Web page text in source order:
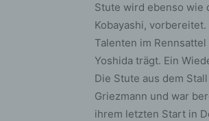
Stute wird ebenso wie
Kobayashi,
Talenten im
Yoshida trägt. Ein
Die Stute aus dem
Griezmann und war
ihrem letzten Start in